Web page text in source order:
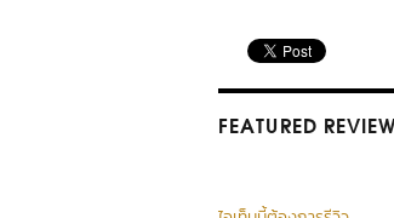
FEATURED